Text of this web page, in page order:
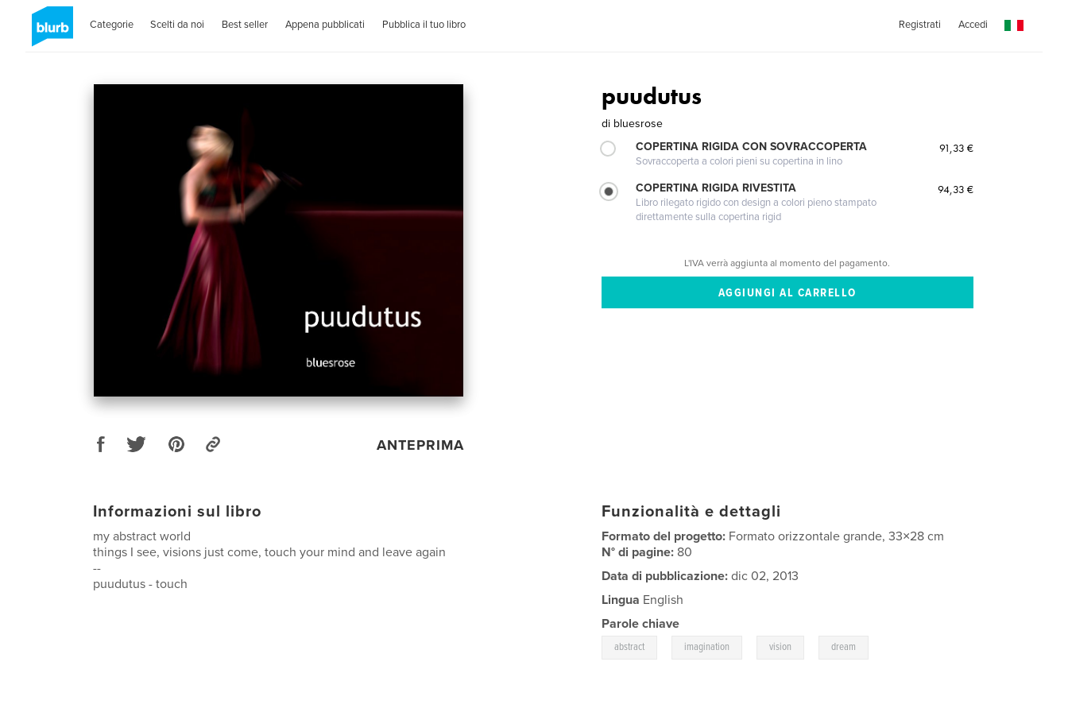
Categorie Scelti da noi Best seller Appena pubblicati Pubblica il tuo libro Registrati Accedi
ANTEPRIMA
puudutus
di bluesrose
COPERTINA RIGIDA CON SOVRACCOPERTA
Sovraccoperta a colori pieni su copertina in lino
91,33 €
COPERTINA RIGIDA RIVESTITA
Libro rilegato rigido con design a colori pieno stampato
direttamente sulla copertina rigid
94,33 €
L'IVA verrà aggiunta al momento del pagamento.
Informazioni sul libro
my abstract world
things I see, visions just come, touch your mind and leave again
--
puudutus - touch
Funzionalità e dettagli
Formato del progetto: Formato orizzontale grande, 33×28 cm
N° di pagine: 80
Data di pubblicazione: dic 02, 2013
Lingua English
Parole chiave
abstract imagination vision dream